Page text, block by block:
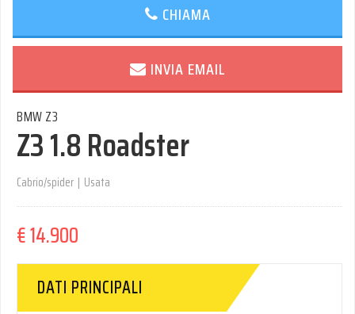
CHIAMA
INVIA EMAIL
BMW Z3
Z3 1.8 Roadster
Cabrio/spider | Usata
€ 14.900
DATI PRINCIPALI